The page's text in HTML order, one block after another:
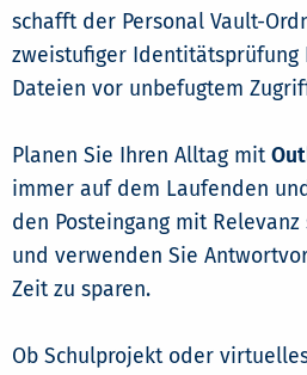
schafft der Personal Vault-
zweistufiger Identitätsprüfung
Dateien vor unbefugtem
Planen Sie Ihren Alltag mit
immer auf dem Laufenden
den Posteingang mit
und verwenden Sie
Zeit zu sparen.
Ob Schulprojekt oder